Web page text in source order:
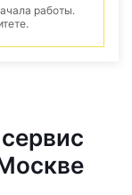
работы.